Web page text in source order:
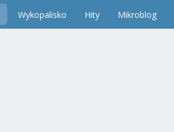
Wykopalisko Hity Mikroblog